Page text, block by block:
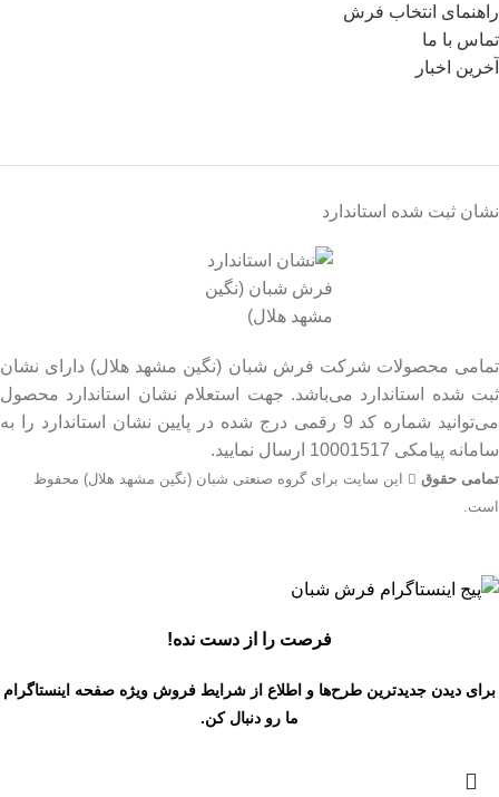
راهنمای انتخاب فرش
تماس با ما
آخرین اخبار
نشان ثبت شده استاندارد
تمامی محصولات شرکت فرش شبان (نگین مشهد هلال) دارای نشان
ثبت شده استاندارد می‌باشد. جهت استعلام نشان استاندارد محصول
می‌توانید شماره کد 9 رقمی درج شده در پایین نشان استاندارد را به
سامانه پیامکی 10001517 ارسال نمایید.
تمامی حقوق
این سایت برای گروه صنعتی شبان (نگین مشهد هلال) محفوظ
است.
فرصت را از دست نده!
برای دیدن جدیدترین طرح‌ها و اطلاع از شرایط فروش ویژه صفحه اینستاگرام
ما رو دنبال کن.